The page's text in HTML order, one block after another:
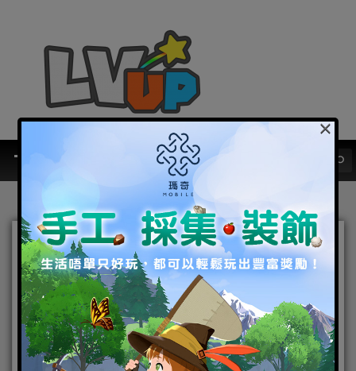
《家庭教師》HITMAN
REBORN!手遊雙平台火熱預
約中，事前登錄突破30萬
人，官方再釋出遊戲系統介
紹！
×